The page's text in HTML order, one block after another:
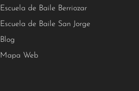
Escuela de Baile Berriozar
Escuela de Baile San Jorge
Blog
Mapa Web